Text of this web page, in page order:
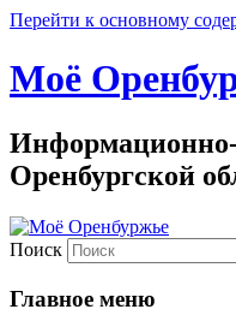
Перейти к основному
Моё
Оренбургской
Поиск
Главное меню